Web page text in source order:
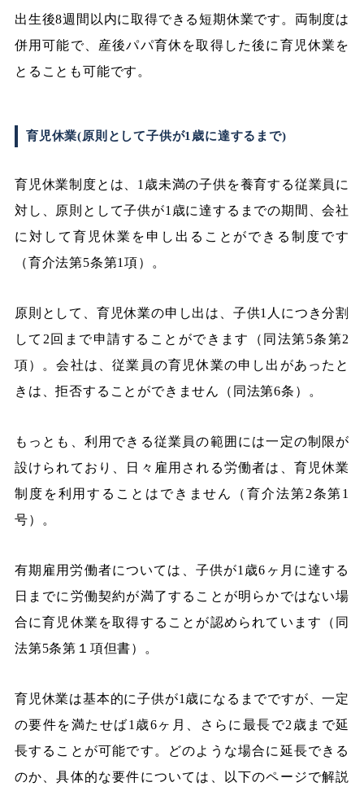
出生後8週間以内に取得できる短期休業です。両制度は
併用可能で、産後パパ育休を取得した後に育児休業を
とることも可能です。
育児休業(原則として子供が1歳に達するまで)
育児休業制度とは、1歳未満の子供を養育する従業員に
対し、原則として子供が1歳に達するまでの期間、会社
に対して育児休業を申し出ることができる制度です
（育介法第5条第1項）。
原則として、育児休業の申し出は、子供1人につき分割
して2回まで申請することができます（同法第5条第2
項）。会社は、従業員の育児休業の申し出があったと
きは、拒否することができません（同法第6条）。
もっとも、利用できる従業員の範囲には一定の制限が
設けられており、日々雇用される労働者は、育児休業
制度を利用することはできません（育介法第2条第1
号）。
有期雇用労働者については、子供が1歳6ヶ月に達する
日までに労働契約が満了することが明らかではない場
合に育児休業を取得することが認められています（同
法第5条第１項但書）。
育児休業は基本的に子供が1歳になるまでですが、一定
の要件を満たせば1歳6ヶ月、さらに最長で2歳まで延
長することが可能です。どのような場合に延長できる
のか、具体的な要件については、以下のページで解説